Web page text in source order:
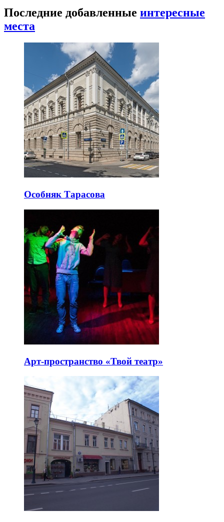
Последние добавленные интересные
места
Особняк Тарасова
Арт-пространство «Твой театр»